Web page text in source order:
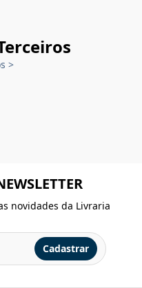
>
novidades da Livraria
Cadastrar